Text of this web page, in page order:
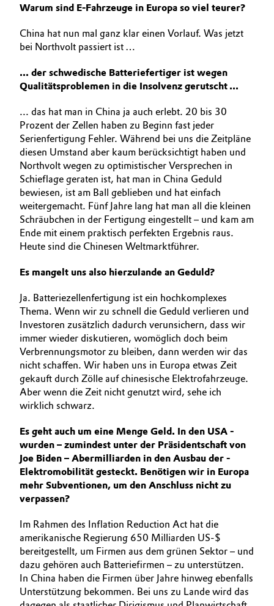
Warum sind E‑Fahrzeuge in Europa so viel teurer?
China hat nun mal ganz klar einen Vorlauf. Was jetzt
bei Northvolt passiert ist …
... der schwedische Batteriefertiger ist wegen
Qualitätsproblemen in die Insolvenz gerutscht ...
... das hat man in China ja auch erlebt. 20 bis 30
Prozent der Zellen haben zu Beginn fast jeder
Serienfertigung Fehler. Während bei uns die Zeitpläne
diesen Umstand aber kaum berücksichtigt haben und
Northvolt wegen zu optimistischer Versprechen in
Schieflage geraten ist, hat man in China Geduld
bewiesen, ist am Ball geblieben und hat einfach
weitergemacht. Fünf Jahre lang hat man all die kleinen
Schräubchen in der Fertigung eingestellt – und kam am
Ende mit einem praktisch perfekten Ergebnis raus.
Heute sind die Chinesen Weltmarktführer.
Es mangelt uns also hierzulande an Geduld?
Ja. Batteriezellenfertigung ist ein hochkomplexes
Thema. Wenn wir zu schnell die Geduld verlieren und
Investoren zusätzlich dadurch verunsichern, dass wir
immer wieder diskutieren, womöglich doch beim
Verbrennungsmotor zu bleiben, dann werden wir das
nicht schaffen. Wir haben uns in Europa etwas Zeit
gekauft durch Zölle auf chinesische Elektrofahrzeuge.
Aber wenn die Zeit nicht genutzt wird, sehe ich
wirklich schwarz.
Es geht auch um eine Menge Geld. In den USA ­
wurden – zumindest unter der Präsidentschaft von
Joe Biden – Abermilliarden in den Ausbau der ­
Elektromobilität gesteckt. Benötigen wir in Europa
mehr Subventionen, um den Anschluss nicht zu
verpassen?
Im Rahmen des Inflation Reduction Act hat die
amerikanische Regierung 650 Milliarden US-$
bereitgestellt, um Firmen aus dem grünen Sektor – und
dazu gehören auch Batteriefirmen – zu unterstützen.
In China haben die Firmen über Jahre hinweg ebenfalls
Unterstützung bekommen. Bei uns zu Lande wird das